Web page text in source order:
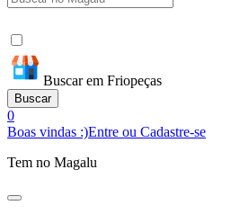
Buscar em Friopeças
Buscar
0
Boas vindas :)Entre ou Cadastre-se
Tem no Magalu